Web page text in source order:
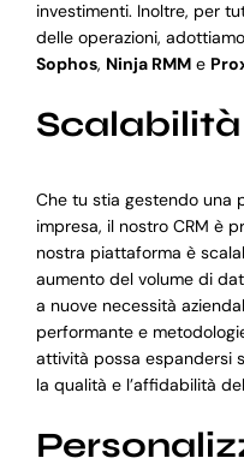
investimenti. Inoltre, per
delle operazioni,
Sophos, Ninja RMMe
Che tu stia gestendo una
impresa, il nostro CRM è
nostra piattaforma è
aumento del volume di
a nuove necessità
performante e
attività possa espandersi
la qualità e l’affidabilità